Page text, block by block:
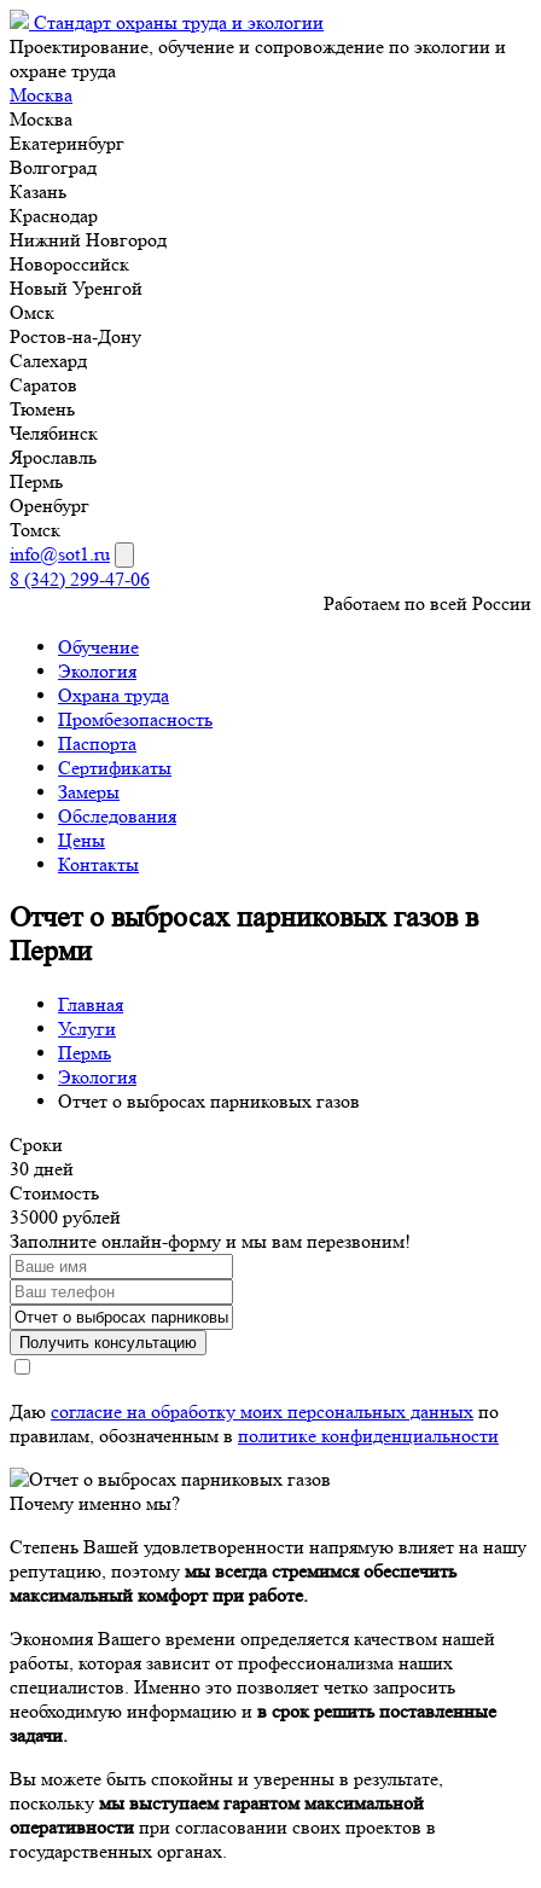
Стандарт охраны труда и экологии
Проектирование, обучение и сопровождение по экологии и
охране труда
Москва
Москва
Екатеринбург
Волгоград
Казань
Краснодар
Нижний Новгород
Новороссийск
Новый Уренгой
Омск
Ростов-на-Дону
Салехард
Саратов
Тюмень
Челябинск
Ярославль
Пермь
Оренбург
Томск
info@sot1.ru
8 (342) 299-47-06
Работаем по всей России
Обучение
Экология
Охрана труда
Промбезопасность
Паспорта
Сертификаты
Замеры
Обследования
Цены
Контакты
Отчет о выбросах парниковых газов в
Перми
Главная
Услуги
Пермь
Экология
Отчет о выбросах парниковых газов
Сроки
30 дней
Стоимость
35000 рублей
Заполните онлайн-форму и мы вам перезвоним!
Получить консультацию
Даю согласие на обработку моих персональных данных по
правилам, обозначенным в политике конфиденциальности
Почему именно мы?
Степень Вашей удовлетворенности напрямую влияет на нашу
репутацию, поэтому мы всегда стремимся обеспечить
максимальный комфорт при работе.
Экономия Вашего времени определяется качеством нашей
работы, которая зависит от профессионализма наших
специалистов. Именно это позволяет четко запросить
необходимую информацию и в срок решить поставленные
задачи.
Вы можете быть спокойны и уверенны в результате,
поскольку мы выступаем гарантом максимальной
оперативности при согласовании своих проектов в
государственных органах.